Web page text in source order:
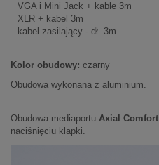
VGA i Mini Jack + kable 3m
XLR + kabel 3m
kabel zasilający - dł. 3m
Kolor obudowy: czarny
Obudowa wykonana z aluminium.
Obudowa mediaportu Axial Comfort
naciśnięciu klapki.